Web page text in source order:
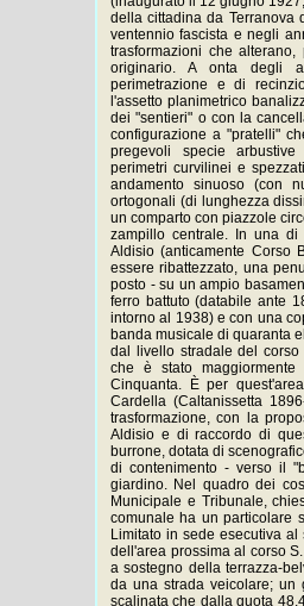
della cittadina da Terranova
ventennio fascista e negli
trasformazioni che
originario. A onta degli
perimetrazione e di
l'assetto planimetrico
dei "sentieri" o con la
configurazione a "pratelli"
pregevoli specie
perimetri curvilinei e
andamento sinuoso (con
ortogonali (di lunghezza
un comparto con piazzole
zampillo centrale. In una di
Aldisio (anticamente Corso
essere ribattezzato, una
posto - su un ampio
ferro battuto (databile ante
intorno al 1938) e con una
banda musicale di quaranta
dal livello stradale del
che è stato
Cinquanta. È per
Cardella (Caltanissetta
trasformazione, con la
Aldisio e di raccordo di
burrone, dotata di
di contenimento - verso il
giardino. Nel quadro dei
Municipale e Tribunale,
comunale ha un particolare
Limitato in sede esecutiva
dell'area prossima al corso
a sostegno della terrazza-
da una strada veicolare; un
scalinata che dalla quota